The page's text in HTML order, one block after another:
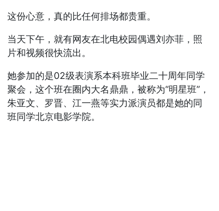
这份心意，真的比任何排场都贵重。
当天下午，就有网友在北电校园偶遇刘亦菲，照
片和视频很快流出。
她参加的是02级表演系本科班毕业二十周年同学
聚会，这个班在圈内大名鼎鼎，被称为“明星班”，
朱亚文、罗晋、江一燕等实力派演员都是她的同
班同学北京电影学院。